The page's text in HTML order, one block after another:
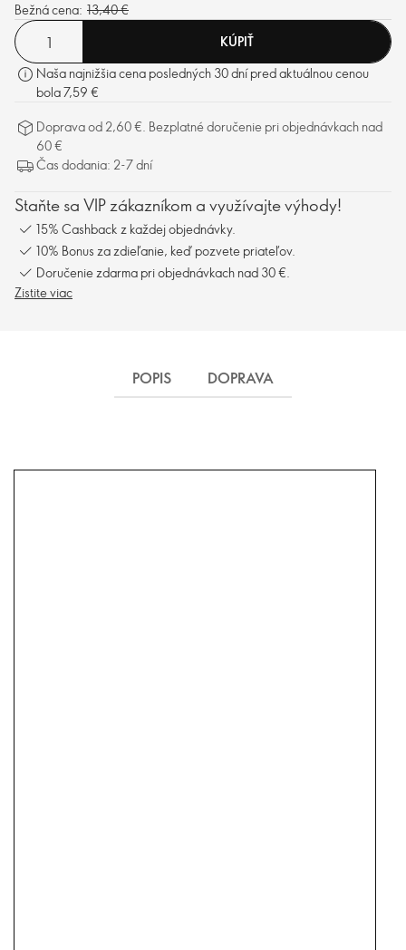
Bežná cena: 13,40 €
KÚPIŤ
Naša najnižšia cena posledných 30 dní pred aktuálnou cenou
bola 7,59 €
Doprava od 2,60 €. Bezplatné doručenie pri objednávkach nad
60 €
Čas dodania: 2-7 dní
Staňte sa VIP zákazníkom a využívajte výhody!
15% Cashback z každej objednávky.
10% Bonus za zdieľanie, keď pozvete priateľov.
Doručenie zdarma pri objednávkach nad 30 €.
Zistite viac
POPIS DOPRAVA